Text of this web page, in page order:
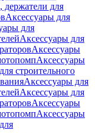
держатели для
Аксессуары для
для
Аксессуары для
Аксессуары
Аксессуары
строительного
Аксессуары для
Аксессуары для
Аксессуары
Аксессуары